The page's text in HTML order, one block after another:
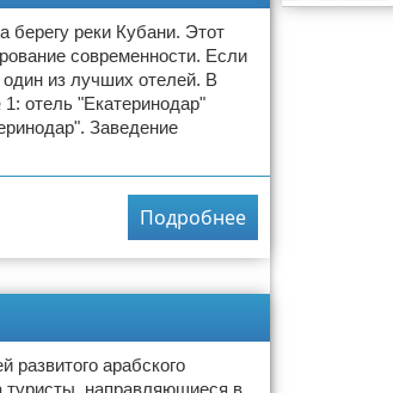
берегу реки Кубани. Этот
современности. Если
из лучших отелей. В
отель "Екатеринодар"
Заведение
Подробнее
развитого арабского
туристы, направляющиеся в